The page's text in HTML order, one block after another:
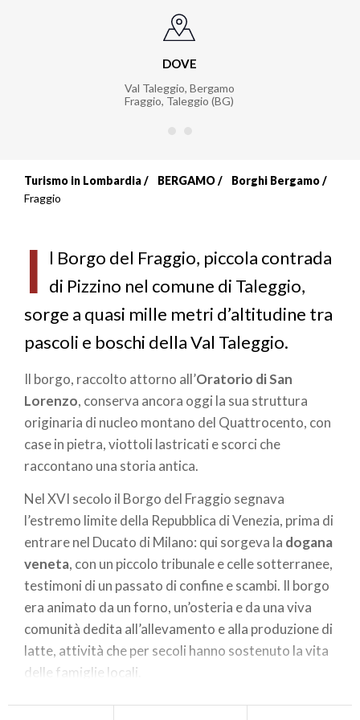
DOVE
Val Taleggio, Bergamo
Fraggio, Taleggio (BG)
Briciole
pane
Turismo in Lombardia BERGAMO
Borghi Bergamo
Fraggio
I l Borgo del Fraggio, piccola contrada
di Pizzino nel comune di Taleggio,
sorge a quasi mille metri d’altitudine tra
pascoli e boschi della Val Taleggio.
Il borgo, raccolto attorno all’Oratorio di San
Lorenzo, conserva ancora oggi la sua struttura
originaria di nucleo montano del Quattrocento, con
case in pietra, viottoli lastricati e scorci che
raccontano una storia antica.
Nel XVI secolo il Borgo del Fraggio segnava
l’estremo limite della Repubblica di Venezia, prima di
entrare nel Ducato di Milano: qui sorgeva la dogana
veneta, con un piccolo tribunale e celle sotterranee,
testimoni di un passato di confine e scambi. Il borgo
era animato da un forno, un’osteria e da una viva
comunità dedita all’allevamento e alla produzione di
latte, attività che per secoli hanno sostenuto la vita
delle famiglie locali.
L’oratorio, consacrato nel 1548 insieme al Santuario